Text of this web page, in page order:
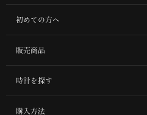
初めての方へ
販売商品
時計を探す
購入方法